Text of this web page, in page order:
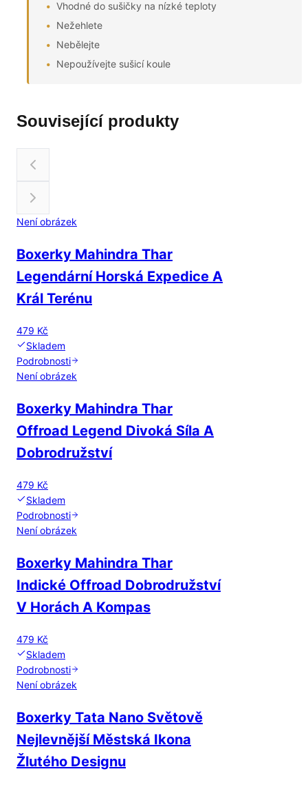
Vhodné do sušičky na nízké teploty
Nežehlete
Nebělejte
Nepoužívejte sušicí koule
Související produkty
Není obrázek
Boxerky Mahindra Thar
Legendární Horská Expedice A
Král Terénu
479 Kč
Skladem
Podrobnosti
Není obrázek
Boxerky Mahindra Thar
Offroad Legend Divoká Síla A
Dobrodružství
479 Kč
Skladem
Podrobnosti
Není obrázek
Boxerky Mahindra Thar
Indické Offroad Dobrodružství
V Horách A Kompas
479 Kč
Skladem
Podrobnosti
Není obrázek
Boxerky Tata Nano Světově
Nejlevnější Městská Ikona
Žlutého Designu